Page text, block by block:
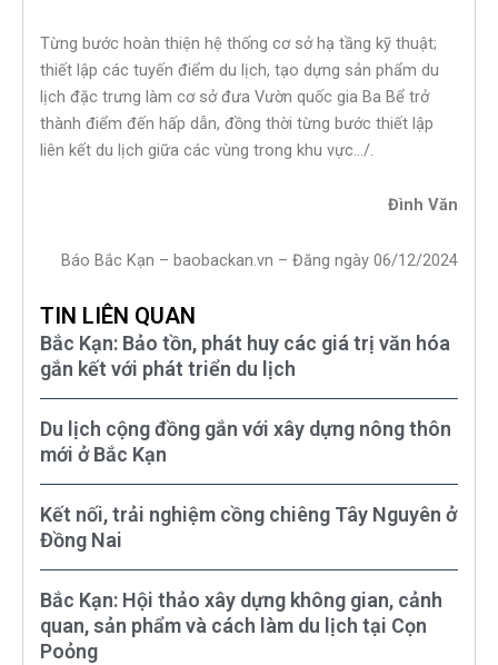
Từng bước hoàn thiện hệ thống cơ sở hạ tầng kỹ thuật;
thiết lập các tuyến điểm du lịch, tạo dựng sản phẩm du
lịch đặc trưng làm cơ sở đưa Vườn quốc gia Ba Bể trở
thành điểm đến hấp dẫn, đồng thời từng bước thiết lập
liên kết du lịch giữa các vùng trong khu vực…/.
Đình Văn
Báo Bắc Kạn – baobackan.vn – Đăng ngày 06/12/2024
TIN LIÊN QUAN
Bắc Kạn: Bảo tồn, phát huy các giá trị văn hóa
gắn kết với phát triển du lịch
Du lịch cộng đồng gắn với xây dựng nông thôn
mới ở Bắc Kạn
Kết nối, trải nghiệm cồng chiêng Tây Nguyên ở
Đồng Nai
Bắc Kạn: Hội thảo xây dựng không gian, cảnh
quan, sản phẩm và cách làm du lịch tại Cọn
Poỏng